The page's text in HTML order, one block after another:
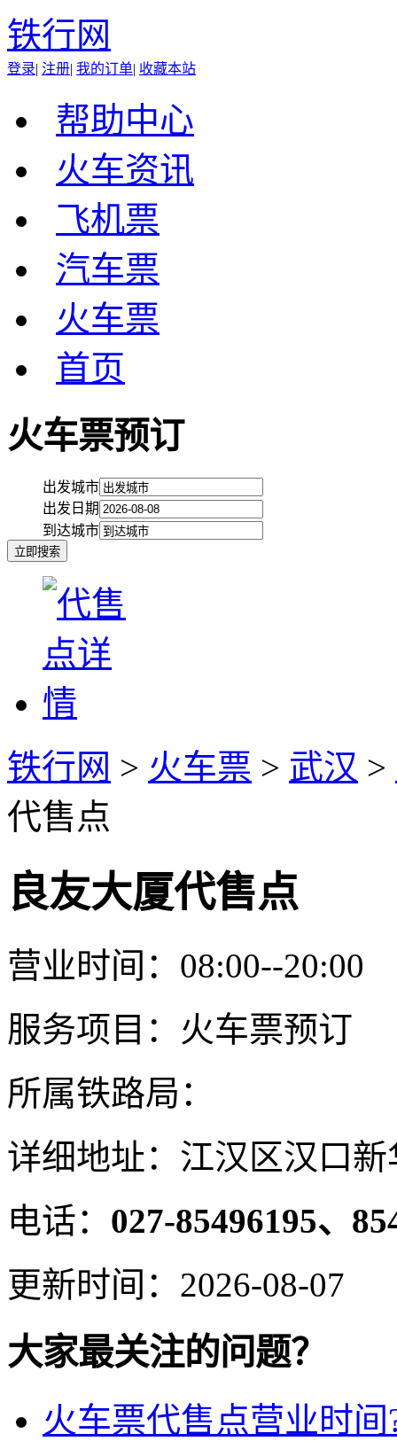
铁行网
登录| 注册| 我的订单| 收藏本站
帮助中心
火车资讯
飞机票
汽车票
火车票
首页
火车票预订
出发城市
出发日期
到达城市
铁行网 > 火车票 > 武汉 >
代售点
良友大厦代售点
营业时间：08:00--20:00
服务项目：火车票预订
所属铁路局：
详细地址：江汉区汉口
电话： 027-85496195、
更新时间：2026-08-07
大家最关注的问题？
火车票代售点营业时间